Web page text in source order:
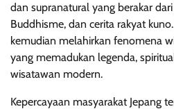
dan supranatural yang berakar
Buddhisme, dan cerita rakyat
kemudian melahirkan fenomena
yang memadukan legenda,
wisatawan modern.
Kepercayaan masyarakat Jepang